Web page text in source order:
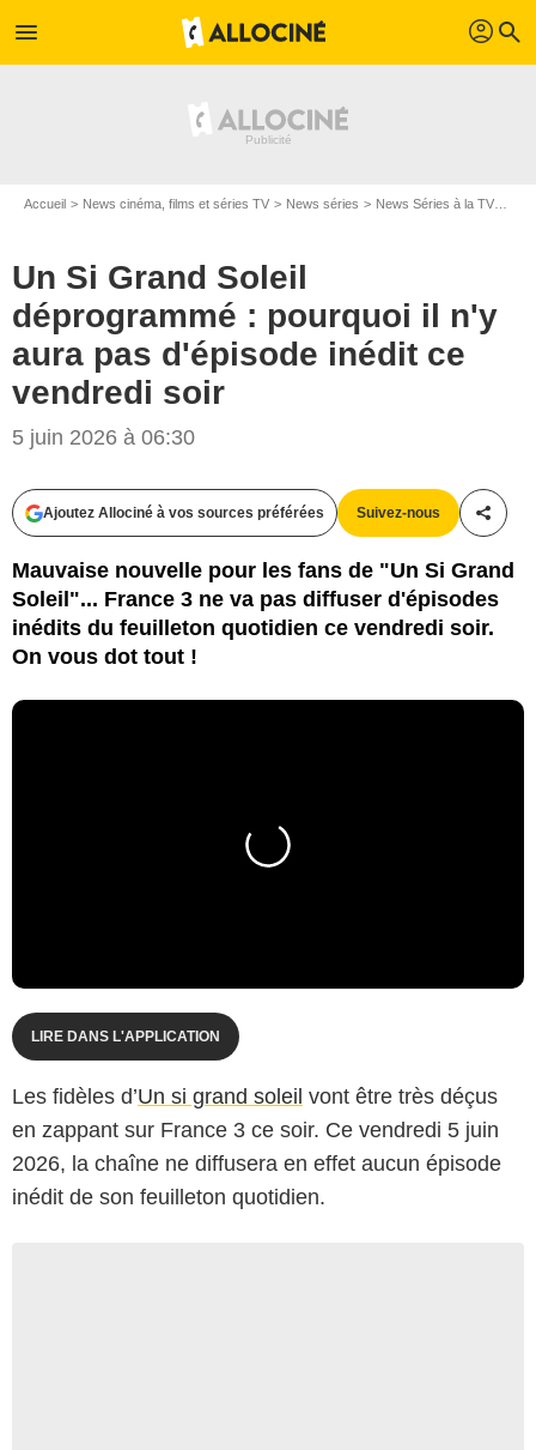
menu profil search
Accueil News cinéma, films et séries TV News séries News Séries à la TV
Un Si Grand Soleil
déprogrammé : pourquoi il n'y
aura pas d'épisode inédit ce
vendredi soir
5 juin 2026 à 06:30
Ajoutez Allociné à vos sources préférées Suivez-nous
Mauvaise nouvelle pour les fans de "Un Si Grand
Soleil"... France 3 ne va pas diffuser d'épisodes
inédits du feuilleton quotidien ce vendredi soir.
On vous dot tout !
LIRE DANS L'APPLICATION
Les fidèles d’Un si grand soleil vont être très déçus
en zappant sur France 3 ce soir. Ce vendredi 5 juin
2026, la chaîne ne diffusera en effet aucun épisode
inédit de son feuilleton quotidien.